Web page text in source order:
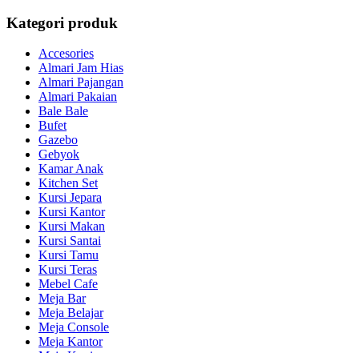
Kategori produk
Accesories
Almari Jam Hias
Almari Pajangan
Almari Pakaian
Bale Bale
Bufet
Gazebo
Gebyok
Kamar Anak
Kitchen Set
Kursi Jepara
Kursi Kantor
Kursi Makan
Kursi Santai
Kursi Tamu
Kursi Teras
Mebel Cafe
Meja Bar
Meja Belajar
Meja Console
Meja Kantor